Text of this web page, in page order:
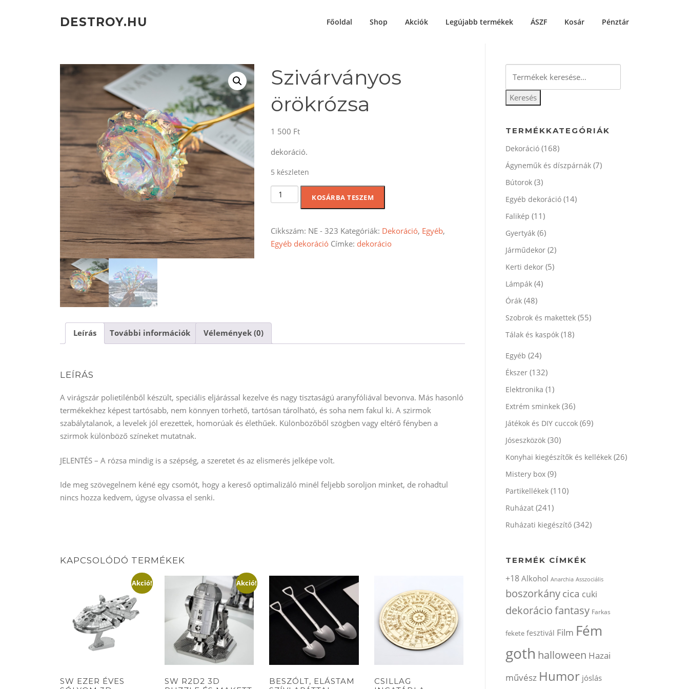
DESTROY.HU Főoldal Shop Akciók Legújabb termékek ÁSZF Kosár Pénztár
Szivárványos
örökrózsa
1 500 Ft
dekoráció.
5 készleten
Szivárványos
örökrózsa
KOSÁRBA TESZEM
Cikkszám: NE - 323 Kategóriák: Dekoráció, Egyéb,
Egyéb dekoráció Címke: dekorácio
Leírás További információk Vélemények (0)
LEÍRÁS
A virágszár polietilénből készült, speciális eljárással kezelve és nagy tisztaságú aranyfóliával bevonva. Más hasonló
termékekhez képest tartósabb, nem könnyen törhető, tartósan tárolható, és soha nem fakul ki. A szirmok
szabálytalanok, a levelek jól erezettek, homorúak és élethűek. Különbözőből szögben vagy eltérő fényben a
szirmok különböző színeket mutatnak.
JELENTÉS – A rózsa mindig is a szépség, a szeretet és az elismerés jelképe volt.
Ide meg szövegelnem kéné egy csomót, hogy a kereső optimalizáló minél feljebb soroljon minket, de rohadtul
nincs hozza kedvem, úgyse olvassa el senki.
KAPCSOLÓDÓ TERMÉKEK
Akció!
SW EZER ÉVES
Akció!
SW R2D2 3D
BESZÓLT, ELÁSTAM
CSILLAG
következőre:
Keresés
TERMÉKKATEGÓRIÁK
Dekoráció (168)
Ágyneműk és díszpárnák (7)
Bútorok (3)
Egyéb dekoráció (14)
Falikép (11)
Gyertyák (6)
Járműdekor (2)
Kerti dekor (5)
Lámpák (4)
Órák (48)
Szobrok és makettek (55)
Tálak és kaspók (18)
Egyéb (24)
Ékszer (132)
Elektronika (1)
Extrém sminkek (36)
Játékok és DIY cuccok (69)
Jóseszközök (30)
Konyhai kiegészítők és kellékek (26)
Mistery box (9)
Partikellékek (110)
Ruházat (241)
Ruházati kiegészítő (342)
TERMÉK CÍMKÉK
+18 Alkohol Anarchia Asszociális
boszorkánycica cuki
dekoráciofantasy Farkas
fekete fesztivál Film Fém
goth halloween Hazai
művész Humor jóslás